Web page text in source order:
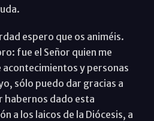
espero que os animéis.
fue el Señor quien me
acontecimientos y personas
sólo puedo dar gracias a
habernos dado esta
a los laicos de la Diócesis, a